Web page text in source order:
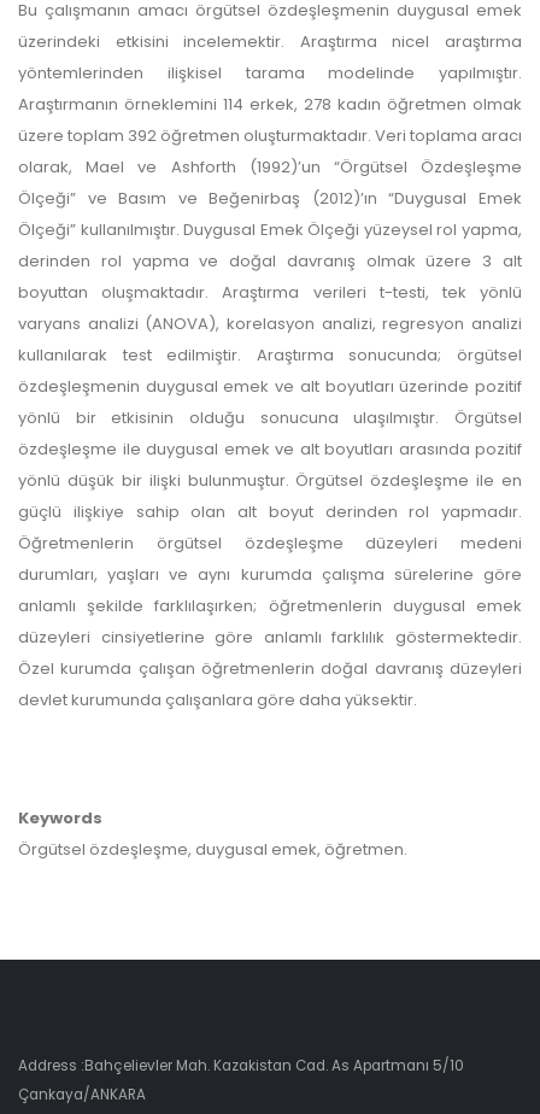
Bu çalışmanın amacı örgütsel özdeşleşmenin duygusal emek
üzerindeki etkisini incelemektir. Araştırma nicel araştırma
yöntemlerinden ilişkisel tarama modelinde yapılmıştır.
Araştırmanın örneklemini 114 erkek, 278 kadın öğretmen olmak
üzere toplam 392 öğretmen oluşturmaktadır. Veri toplama aracı
olarak, Mael ve Ashforth (1992)’un “Örgütsel Özdeşleşme
Ölçeği” ve Basım ve Beğenirbaş (2012)’ın “Duygusal Emek
Ölçeği” kullanılmıştır. Duygusal Emek Ölçeği yüzeysel rol yapma,
derinden rol yapma ve doğal davranış olmak üzere 3 alt
boyuttan oluşmaktadır. Araştırma verileri t-testi, tek yönlü
varyans analizi (ANOVA), korelasyon analizi, regresyon analizi
kullanılarak test edilmiştir. Araştırma sonucunda; örgütsel
özdeşleşmenin duygusal emek ve alt boyutları üzerinde pozitif
yönlü bir etkisinin olduğu sonucuna ulaşılmıştır. Örgütsel
özdeşleşme ile duygusal emek ve alt boyutları arasında pozitif
yönlü düşük bir ilişki bulunmuştur. Örgütsel özdeşleşme ile en
güçlü ilişkiye sahip olan alt boyut derinden rol yapmadır.
Öğretmenlerin örgütsel özdeşleşme düzeyleri medeni
durumları, yaşları ve aynı kurumda çalışma sürelerine göre
anlamlı şekilde farklılaşırken; öğretmenlerin duygusal emek
düzeyleri cinsiyetlerine göre anlamlı farklılık göstermektedir.
Özel kurumda çalışan öğretmenlerin doğal davranış düzeyleri
devlet kurumunda çalışanlara göre daha yüksektir.
Keywords
Örgütsel özdeşleşme, duygusal emek, öğretmen.
Address :Bahçelievler Mah. Kazakistan Cad. As Apartmanı 5/10
Çankaya/ANKARA